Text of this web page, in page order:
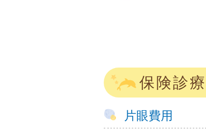
保険診
片眼費用